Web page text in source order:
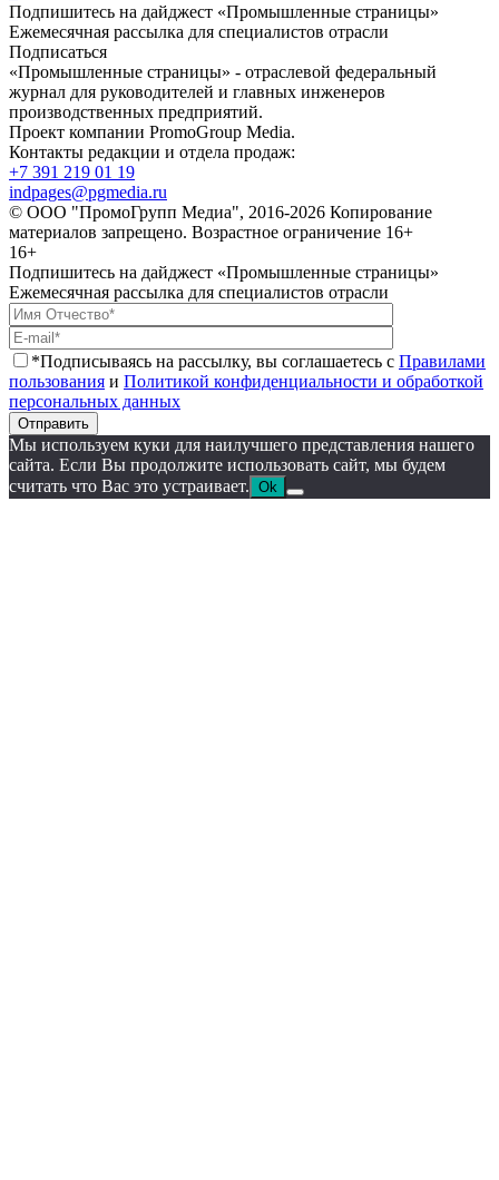
Подпишитесь на дайджест «Промышленные страницы»
Ежемесячная рассылка для специалистов отрасли
Подписаться
«Промышленные страницы» - отраслевой федеральный
журнал для руководителей и главных инженеров
производственных предприятий.
Проект компании PromoGroup Media.
Контакты редакции и отдела продаж:
+7 391 219 01 19
indpages@pgmedia.ru
© ООО "ПромоГрупп Медиа", 2016-2026 Копирование
материалов запрещено. Возрастное ограничение 16+
16+
Подпишитесь на дайджест «Промышленные страницы»
Ежемесячная рассылка для специалистов отрасли
*Подписываясь на рассылку, вы соглашаетесь с Правилами
пользования и Политикой конфиденциальности и обработкой
персональных данных
Отправить
Мы используем куки для наилучшего представления нашего
сайта. Если Вы продолжите использовать сайт, мы будем
считать что Вас это устраивает. Ok